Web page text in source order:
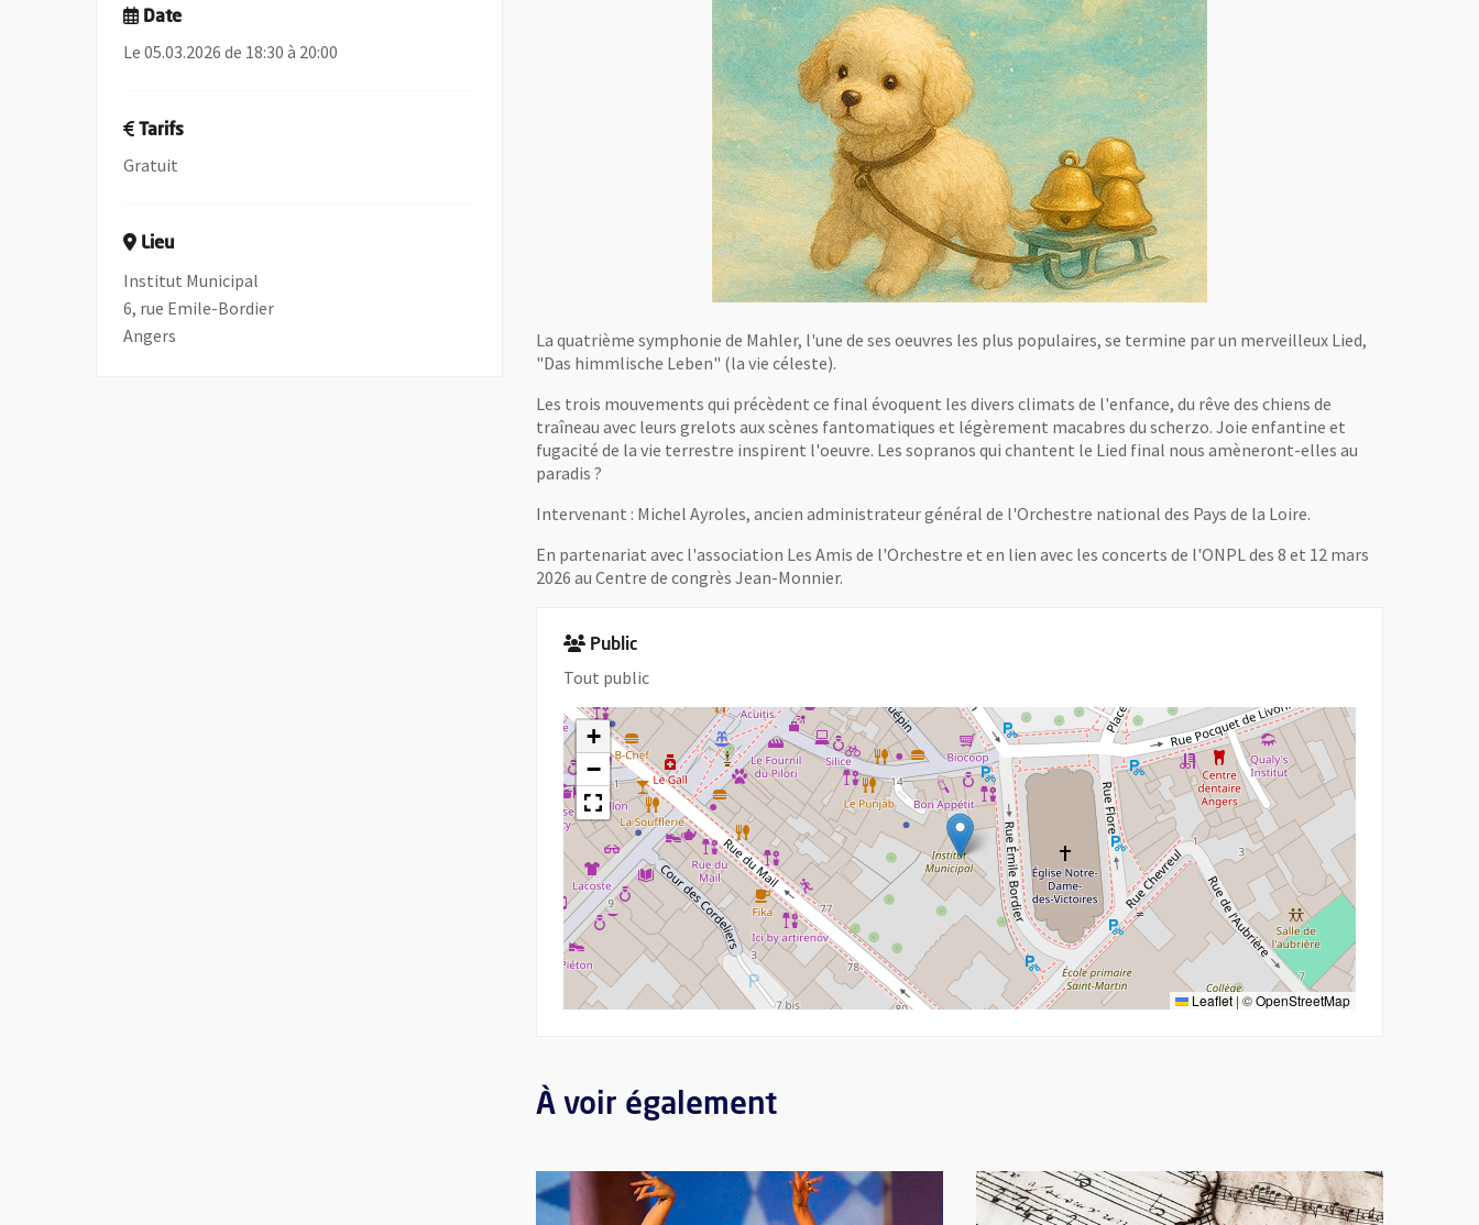
La quatrième symphonie de Mahler, l'une de ses oeuvres les plus populaires, se termine par un merveilleux Lied,
"Das himmlische Leben" (la vie céleste).
Les trois mouvements qui précèdent ce final évoquent les divers climats de l'enfance, du rêve des chiens de
traîneau avec leurs grelots aux scènes fantomatiques et légèrement macabres du scherzo. Joie enfantine et
fugacité de la vie terrestre inspirent l'oeuvre. Les sopranos qui chantent le Lied final nous amèneront-elles au
paradis ?
Intervenant : Michel Ayroles, ancien administrateur général de l'Orchestre national des Pays de la Loire.
En partenariat avec l'association Les Amis de l'Orchestre et en lien avec les concerts de l'ONPL des 8 et 12 mars
2026 au Centre de congrès Jean-Monnier.
Public
Tout public
+
−
Leaflet|©OpenStreetMap
À voir également
Plus d'information sur l'évènement : Manuel de Falla et ses interprètesPlus d'information sur l'évènement : Petite symphonie de Gounod
Date
Le 05.03.2026 de 18:30 à 20:00
Tarifs
Gratuit
Lieu
Institut Municipal
6, rue Emile-Bordier
Angers